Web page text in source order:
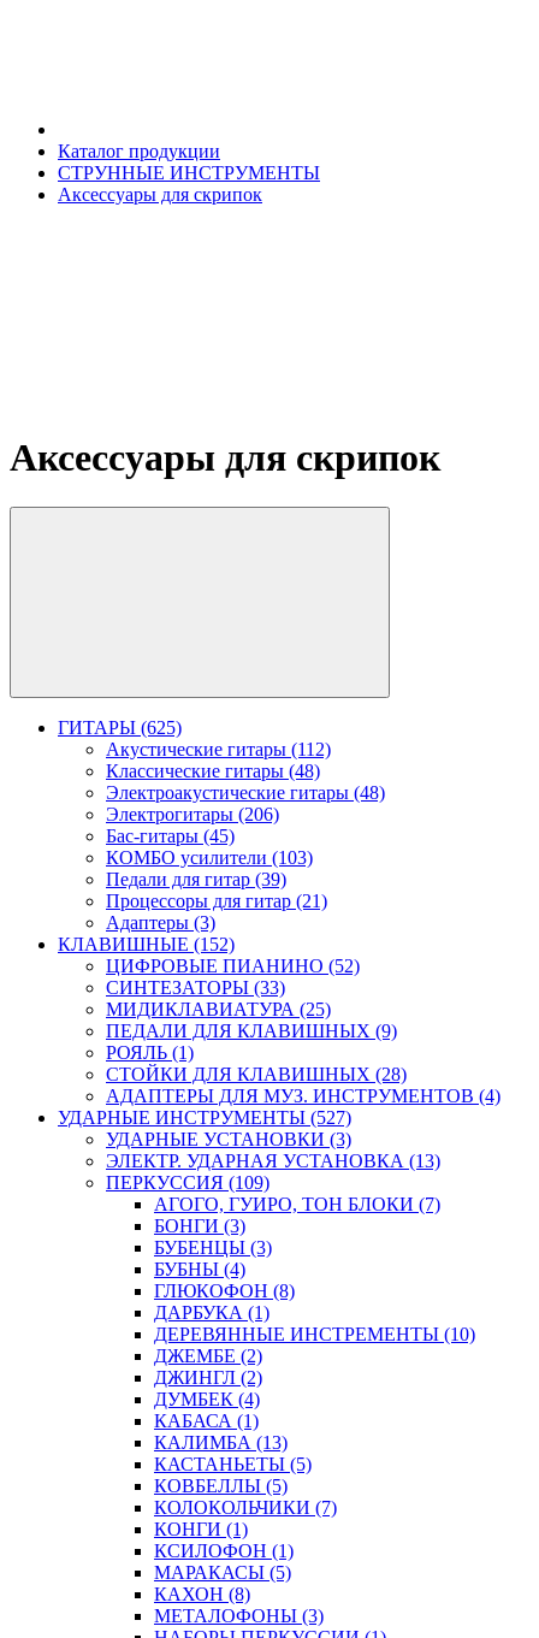
Каталог продукции
СТРУННЫЕ ИНСТРУМЕНТЫ
Аксессуары для скрипок
Аксессуары для скрипок
ГИТАРЫ (625)
Акустические гитары (112)
Классические гитары (48)
Электроакустические гитары (48)
Электрогитары (206)
Бас-гитары (45)
КОМБО усилители (103)
Педали для гитар (39)
Процессоры для гитар (21)
Адаптеры (3)
КЛАВИШНЫЕ (152)
ЦИФРОВЫЕ ПИАНИНО (52)
СИНТЕЗАТОРЫ (33)
МИДИКЛАВИАТУРА (25)
ПЕДАЛИ ДЛЯ КЛАВИШНЫХ (9)
РОЯЛЬ (1)
СТОЙКИ ДЛЯ КЛАВИШНЫХ (28)
АДАПТЕРЫ ДЛЯ МУЗ. ИНСТРУМЕНТОВ (4)
УДАРНЫЕ ИНСТРУМЕНТЫ (527)
УДАРНЫЕ УСТАНОВКИ (3)
ЭЛЕКТР. УДАРНАЯ УСТАНОВКА (13)
ПЕРКУССИЯ (109)
АГОГО, ГУИРО, ТОН БЛОКИ (7)
БОНГИ (3)
БУБЕНЦЫ (3)
БУБНЫ (4)
ГЛЮКОФОН (8)
ДАРБУКА (1)
ДЕРЕВЯННЫЕ ИНСТРЕМЕНТЫ (10)
ДЖЕМБЕ (2)
ДЖИНГЛ (2)
ДУМБЕК (4)
КАБАСА (1)
КАЛИМБА (13)
КАСТАНЬЕТЫ (5)
КОВБЕЛЛЫ (5)
КОЛОКОЛЬЧИКИ (7)
КОНГИ (1)
КСИЛОФОН (1)
МАРАКАСЫ (5)
КАХОН (8)
МЕТАЛОФОНЫ (3)